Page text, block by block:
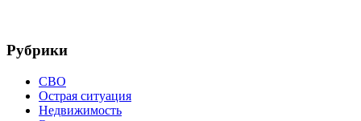
Рубрики
СВО
Острая ситуация
Недвижимость